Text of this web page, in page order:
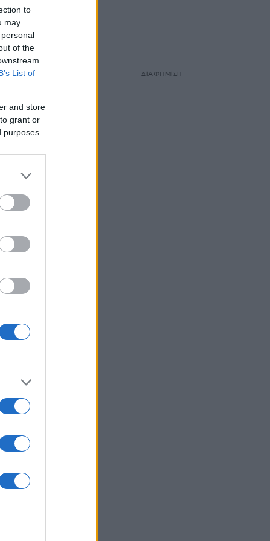
to
may
of the
List of
and store
grant or
purposes
ΔΙΑΦΗΜΙΣΗ